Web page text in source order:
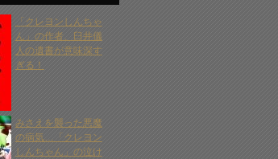
「クレヨンしんちゃ
ん」の作者、臼井儀
人の遺書が意味深す
ぎる！
みさえを襲った悪魔
の病気…「クレヨン
しんちゃん」の泣け